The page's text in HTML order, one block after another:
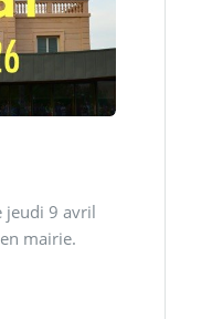
jeudi 9 avril
mairie.